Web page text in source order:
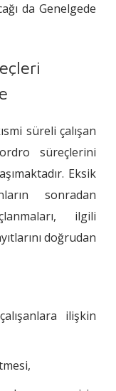
da Genelgede
süreli çalışan
süreçlerini
Eksik
sonradan
ilgili
doğrudan
ilişkin